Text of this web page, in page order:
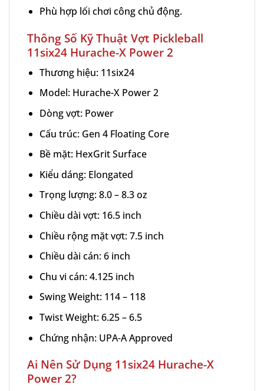
Phù hợp lối chơi công chủ động.
Thông Số Kỹ Thuật Vợt Pickleball
11six24 Hurache-X Power 2
Thương hiệu: 11six24
Model: Hurache-X Power 2
Dòng vợt: Power
Cấu trúc: Gen 4 Floating Core
Bề mặt: HexGrit Surface
Kiểu dáng: Elongated
Trọng lượng: 8.0 – 8.3 oz
Chiều dài vợt: 16.5 inch
Chiều rộng mặt vợt: 7.5 inch
Chiều dài cán: 6 inch
Chu vi cán: 4.125 inch
Swing Weight: 114 – 118
Twist Weight: 6.25 – 6.5
Chứng nhận: UPA-A Approved
Ai Nên Sử Dụng 11six24 Hurache-X
Power 2?